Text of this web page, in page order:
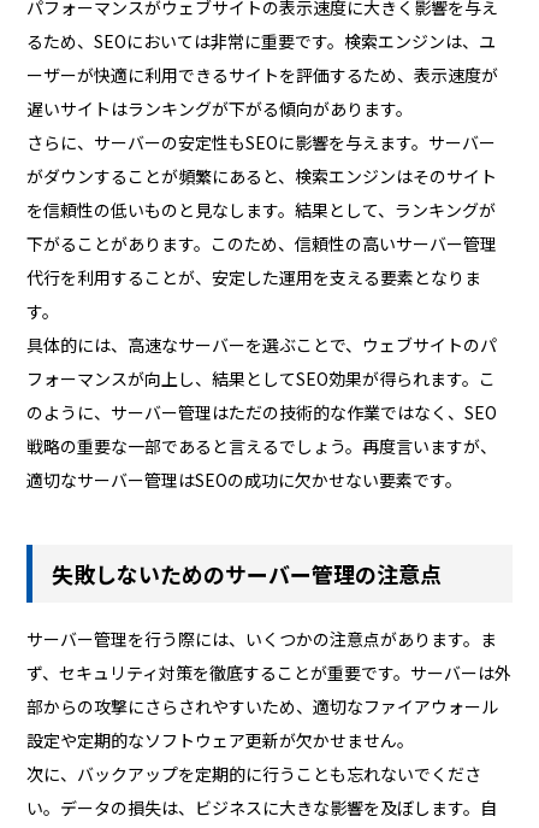
パフォーマンスがウェブサイトの表示速度に大きく影響を与え
るため、SEOにおいては非常に重要です。検索エンジンは、ユ
ーザーが快適に利用できるサイトを評価するため、表示速度が
遅いサイトはランキングが下がる傾向があります。
さらに、サーバーの安定性もSEOに影響を与えます。サーバー
がダウンすることが頻繁にあると、検索エンジンはそのサイト
を信頼性の低いものと見なします。結果として、ランキングが
下がることがあります。このため、信頼性の高いサーバー管理
代行を利用することが、安定した運用を支える要素となりま
す。
具体的には、高速なサーバーを選ぶことで、ウェブサイトのパ
フォーマンスが向上し、結果としてSEO効果が得られます。こ
のように、サーバー管理はただの技術的な作業ではなく、SEO
戦略の重要な一部であると言えるでしょう。再度言いますが、
適切なサーバー管理はSEOの成功に欠かせない要素です。
失敗しないためのサーバー管理の注意点
サーバー管理を行う際には、いくつかの注意点があります。ま
ず、セキュリティ対策を徹底することが重要です。サーバーは外
部からの攻撃にさらされやすいため、適切なファイアウォール
設定や定期的なソフトウェア更新が欠かせません。
次に、バックアップを定期的に行うことも忘れないでくださ
い。データの損失は、ビジネスに大きな影響を及ぼします。自